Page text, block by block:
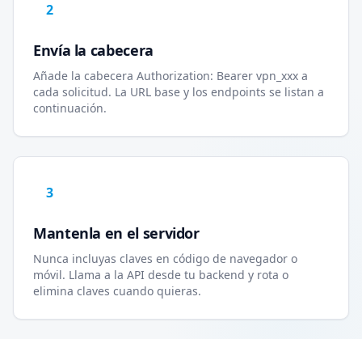
2
Envía la cabecera
Añade la cabecera Authorization: Bearer vpn_xxx a
cada solicitud. La URL base y los endpoints se listan a
continuación.
3
Mantenla en el servidor
Nunca incluyas claves en código de navegador o
móvil. Llama a la API desde tu backend y rota o
elimina claves cuando quieras.